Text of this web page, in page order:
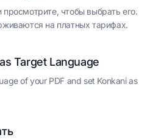
чтобы выбрать его.
на платных тарифах.
Target Language
of your PDF and set Konkani as